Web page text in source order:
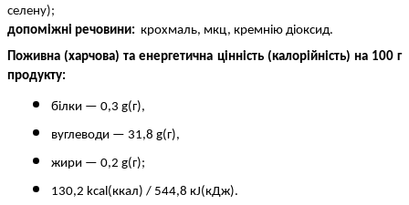
селену);
допоміжні речовини: крохмаль, мкц, кремнію діоксид.
Поживна (харчова) та енергетична цінність (калорійність) на 100 г
продукту:
білки — 0,3 g(г),
вуглеводи — 31,8 g(г),
жири — 0,2 g(г);
130,2 kcal(ккал) / 544,8 кJ(кДж).